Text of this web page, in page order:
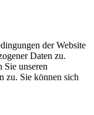
der Website
Daten zu.
unseren
zu. Sie können sich